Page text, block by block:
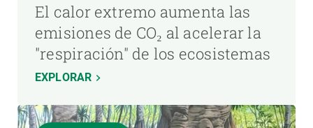
El calor extremo aumenta las
emisiones de CO₂ al acelerar la
"respiración" de los ecosistemas
EXPLORAR